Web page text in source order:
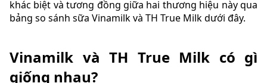
khác biệt và tương đồng giữa hai thương hiệu này qua
bảng so sánh sữa Vinamilk và TH True Milk dưới đây.
Vinamilk và TH True Milk có gì
giống nhau?